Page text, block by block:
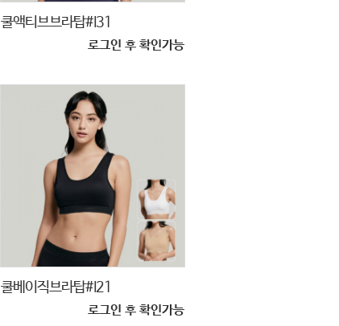
쿨액티브브라탑#I31
로그인 후 확인가능
쿨베이직브라탑#I21
로그인 후 확인가능